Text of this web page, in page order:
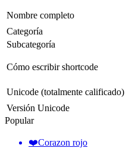
Nombre completo
Categoría
Subcategoría
Cómo escribir shortcode
Unicode (totalmente calificado)
Versión Unicode
Popular
❤️Corazon rojo